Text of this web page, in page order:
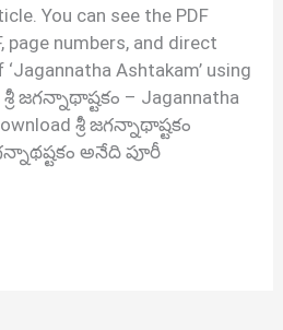
You can see the PDF
page numbers, and direct
Ashtakam’ using
జగన్నాథాష్టకం – Jagannatha
శ్రీ జగన్నాథాష్టకం
అనేది పూరీ